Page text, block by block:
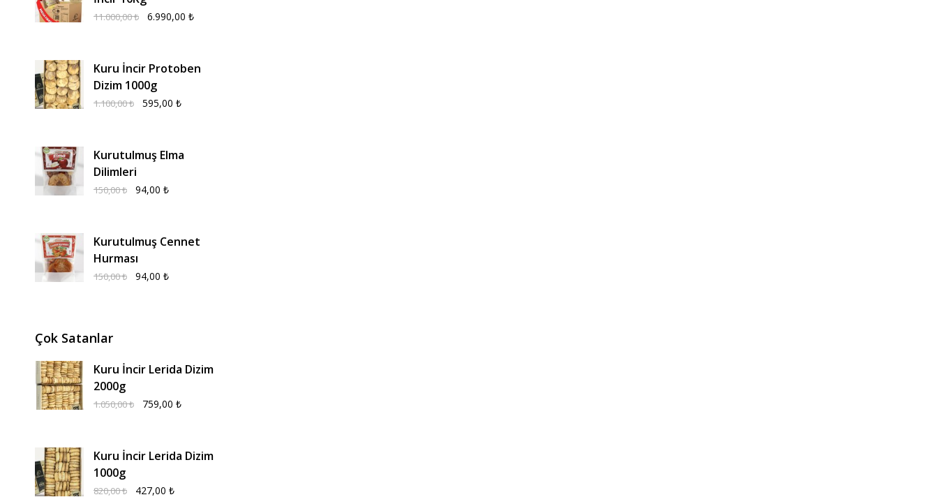
11.000,00₺ 6.990,00 ₺
Kuru İncir Protoben
Dizim 1000g
1.100,00₺ 595,00 ₺
Kurutulmuş Elma
Dilimleri
150,00₺ 94,00 ₺
Kurutulmuş Cennet
Hurması
150,00₺ 94,00 ₺
Çok Satanlar
Kuru İncir Lerida Dizim
2000g
1.050,00₺ 759,00 ₺
Kuru İncir Lerida Dizim
1000g
820,00₺ 427,00 ₺